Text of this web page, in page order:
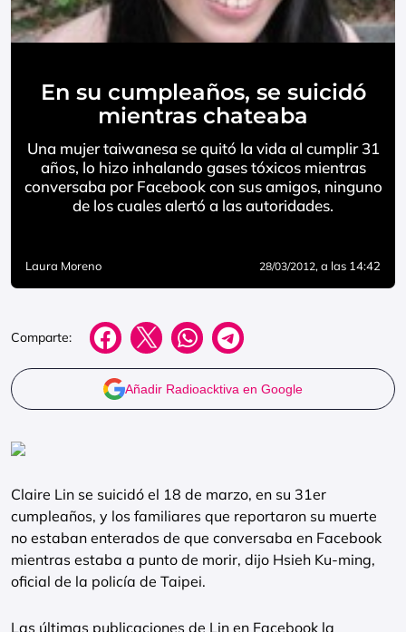
En su cumpleaños, se suicidó
mientras chateaba
Una mujer taiwanesa se quitó la vida al cumplir 31
años, lo hizo inhalando gases tóxicos mientras
conversaba por Facebook con sus amigos, ninguno
de los cuales alertó a las autoridades.
Laura Moreno 28/03/2012, a las 14:42
Comparte:
Añadir Radioacktiva en Google
Claire Lin se suicidó el 18 de marzo, en su 31er
cumpleaños, y los familiares que reportaron su muerte
no estaban enterados de que conversaba en Facebook
mientras estaba a punto de morir, dijo Hsieh Ku-ming,
oficial de la policía de Taipei.
Las últimas publicaciones de Lin en Facebook la